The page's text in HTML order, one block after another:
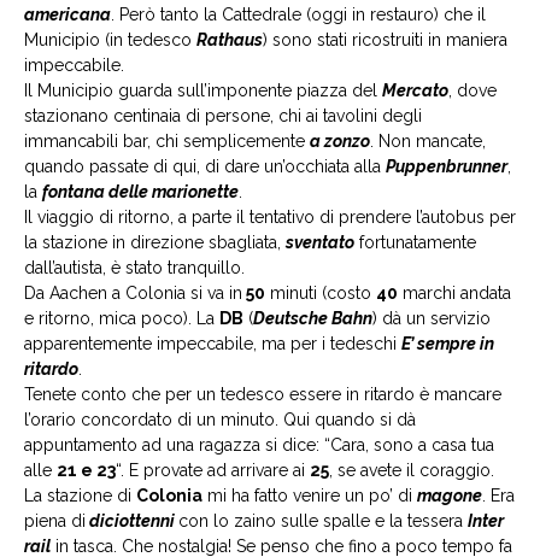
americana . Però tanto la Cattedrale (oggi in restauro) che il
Municipio (in tedesco Rathaus) sono stati ricostruiti in maniera
impeccabile.
Il Municipio guarda sull’imponente piazza del Mercato , dove
stazionano centinaia di persone, chi ai tavolini degli
immancabili bar, chi semplicemente a zonzo . Non mancate,
quando passate di qui, di dare un’occhiata alla Puppenbrunner,
la fontana delle marionette
Il viaggio di ritorno, a parte il tentativo di prendere l’autobus per
la stazione in direzione sbagliata,sventato fortunatamente
dall’autista, è stato tranquillo.
Da Aachen a Colonia si va in 50 minuti (costo 40 marchi andata
e ritorno, mica poco). La DB (Deutsche Bahn) dà un servizio
apparentemente impeccabile, ma per i tedeschi E’ sempre in
ritardo
Tenete conto che per un tedesco essere in ritardo è mancare
l’orario concordato di un minuto. Qui quando si dà
appuntamento ad una ragazza si dice: “Cara, sono a casa tua
alle 21 e 23“. E provate ad arrivare ai 25 , se avete il coraggio.
La stazione di Colonia mi ha fatto venire un po’ di magone . Era
piena di diciottenni con lo zaino sulle spalle e la tessera Inter
rail in tasca. Che nostalgia! Se penso che fino a poco tempo fa